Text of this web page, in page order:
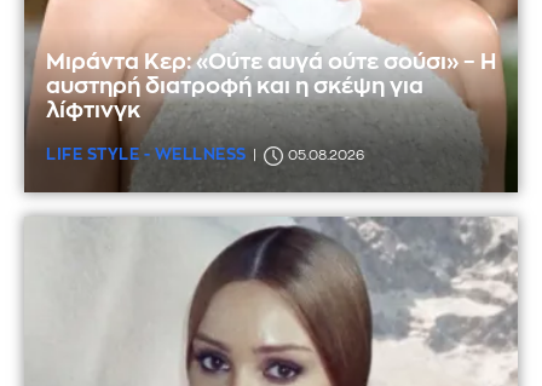
Μιράντα Κερ: «Ούτε αυγά ούτε σούσι» – Η
αυστηρή διατροφή και η σκέψη για
λίφτινγκ
LIFE STYLE - WELLNESS 05.08.2026